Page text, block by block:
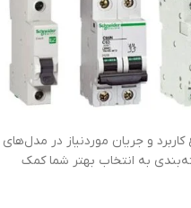
و جریان موردنیاز در مدل‌های
به انتخاب بهتر شما کمک